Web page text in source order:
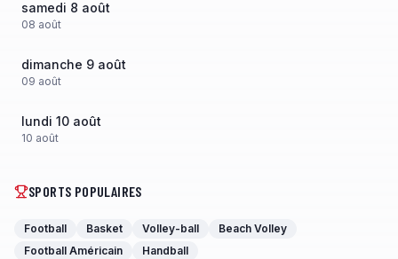
samedi 8 août
08 août
dimanche 9 août
09 août
lundi 10 août
10 août
SPORTS POPULAIRES
Football Basket Volley-ball
Beach Volley
Football Américain
Handball